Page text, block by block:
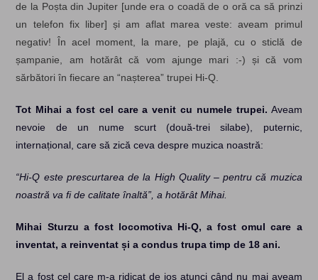
de la Poșta din Jupiter [unde era o coadă de o oră ca să prinzi
un telefon fix liber] și am aflat marea veste: aveam primul
negativ! În acel moment, la mare, pe plajă, cu o sticlă de
șampanie, am hotărât că vom ajunge mari :-) și că vom
sărbători în fiecare an “nașterea” trupei Hi-Q.
Tot Mihai a fost cel care a venit cu numele trupei. Aveam
nevoie de un nume scurt (două-trei silabe), puternic,
internațional, care să zică ceva despre muzica noastră:
“Hi-Q este prescurtarea de la High Quality – pentru că muzica
noastră va fi de calitate înaltă”, a hotărât Mihai.
Mihai Sturzu a fost locomotiva Hi-Q, a fost omul care a
inventat, a reinventat și a condus trupa timp de 18 ani.
El a fost cel care m-a ridicat de jos atunci când nu mai aveam